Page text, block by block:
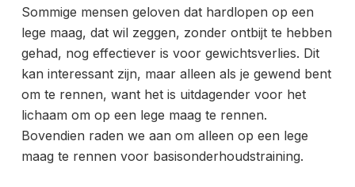
Sommige mensen geloven dat hardlopen op een
lege maag, dat wil zeggen, zonder ontbijt te hebben
gehad, nog effectiever is voor gewichtsverlies. Dit
kan interessant zijn, maar alleen als je gewend bent
om te rennen, want het is uitdagender voor het
lichaam om op een lege maag te rennen.
Bovendien raden we aan om alleen op een lege
maag te rennen voor basisonderhoudstraining.